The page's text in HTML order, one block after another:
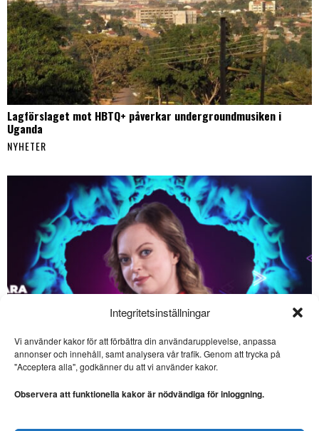
Integritetsinställningar
Vi använder kakor för att förbättra din användarupplevelse, anpassa
annonser och innehåll, samt analysera vår trafik. Genom att trycka på
"Acceptera alla", godkänner du att vi använder kakor.
Observera att funktionella kakor är nödvändiga för inloggning.
Lagförslaget mot HBTQ+ påverkar undergroundmusiken i
Uganda
NYHETER
SE ÄVEN
kärlek